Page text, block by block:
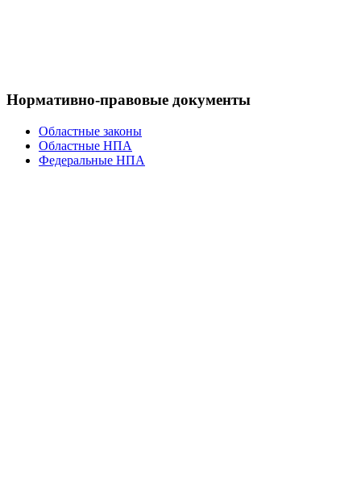
Нормативно-правовые документы
Областные законы
Областные НПА
Федеральные НПА